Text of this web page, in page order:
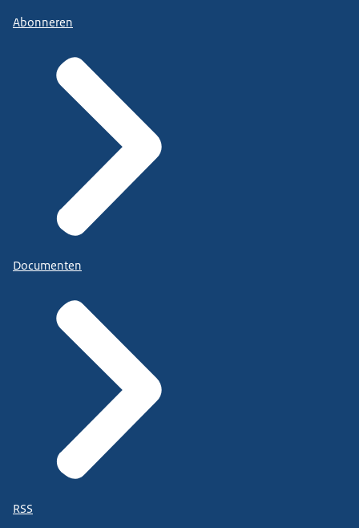
Abonneren
Documenten
RSS